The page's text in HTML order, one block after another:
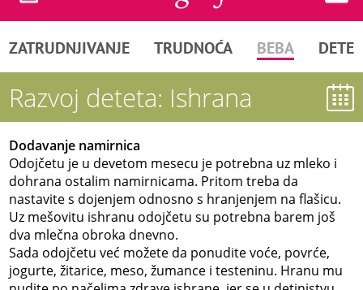
ZATRUDNJIVANJE TRUDNOĆA BEBA DETE
Razvoj deteta: Ishrana
Dodavanje namirnica
Odojčetu je u devetom mesecu je potrebna uz mleko i
dohrana ostalim namirnicama. Pritom treba da
nastavite s dojenjem odnosno s hranjenjem na flašicu.
Uz mešovitu ishranu odojčetu su potrebna barem još
dva mlečna obroka dnevno.
Sada odojčetu već možete da ponudite voće, povrće,
jogurte, žitarice, meso, žumance i testeninu. Hranu mu